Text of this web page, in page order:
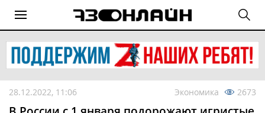
28.12.2022, 11:06 Экономика 2673